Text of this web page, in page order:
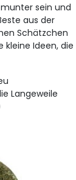
sein und
aus der
Schätzchen
Ideen, die
Langeweile